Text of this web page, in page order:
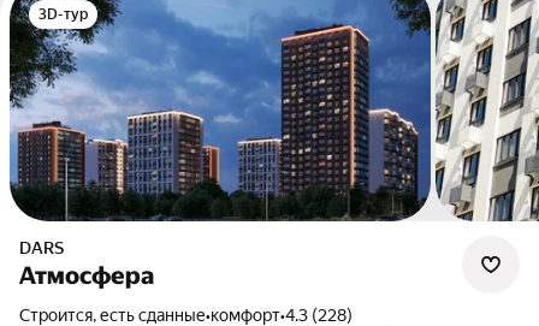
3D-тур
DARS
Атмосфера
Строится, есть сданные•комфорт•4.3 (228)